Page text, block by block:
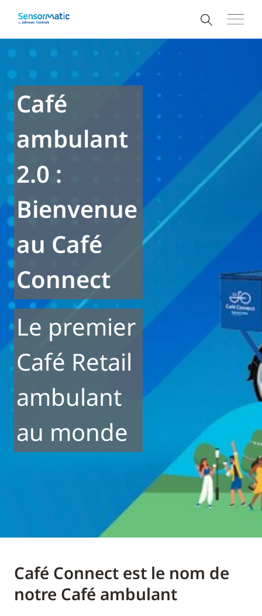
Café
ambulant
2.0 :
Bienvenue
au Café
Connect
Le premier
Café Retail
ambulant
au monde
Café Connect est le nom de
notre Café ambulant